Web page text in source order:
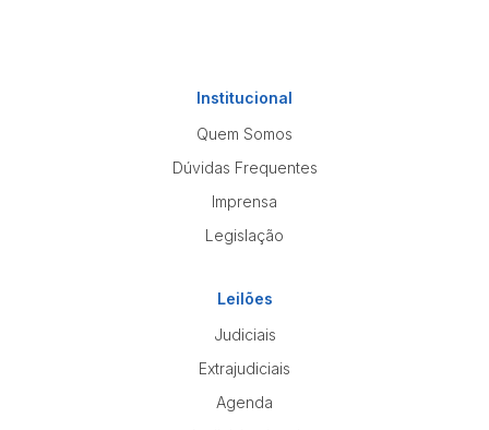
Institucional
Quem Somos
Dúvidas Frequentes
Imprensa
Legislação
Leilões
Judiciais
Extrajudiciais
Agenda